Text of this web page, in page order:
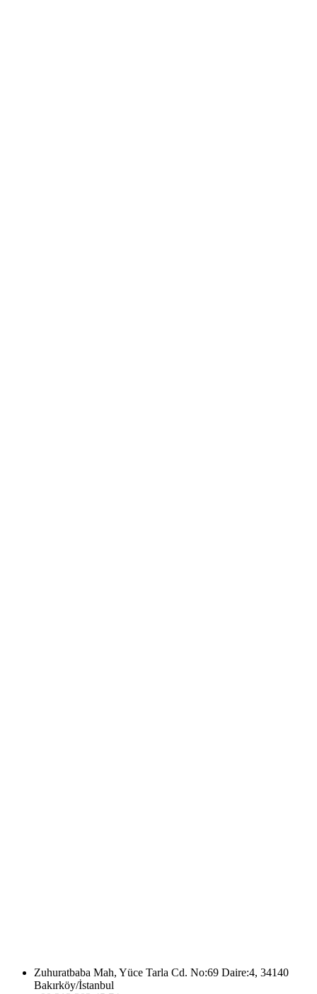
Zuhuratbaba Mah, Yüce Tarla Cd. No:69 Daire:4, 34140
Bakırköy/İstanbul